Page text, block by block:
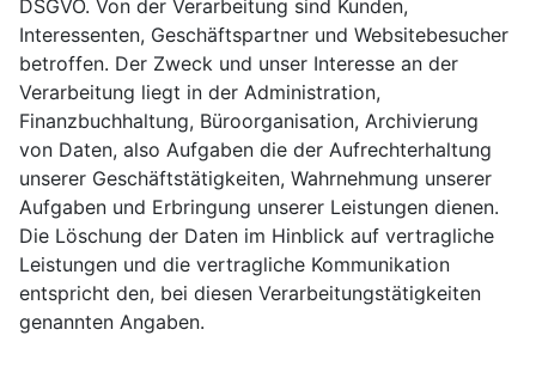
DSGVO. Von der Verarbeitung sind Kunden,
Interessenten, Geschäftspartner und Websitebesucher
betroffen. Der Zweck und unser Interesse an der
Verarbeitung liegt in der Administration,
Finanzbuchhaltung, Büroorganisation, Archivierung
von Daten, also Aufgaben die der Aufrechterhaltung
unserer Geschäftstätigkeiten, Wahrnehmung unserer
Aufgaben und Erbringung unserer Leistungen dienen.
Die Löschung der Daten im Hinblick auf vertragliche
Leistungen und die vertragliche Kommunikation
entspricht den, bei diesen Verarbeitungstätigkeiten
genannten Angaben.